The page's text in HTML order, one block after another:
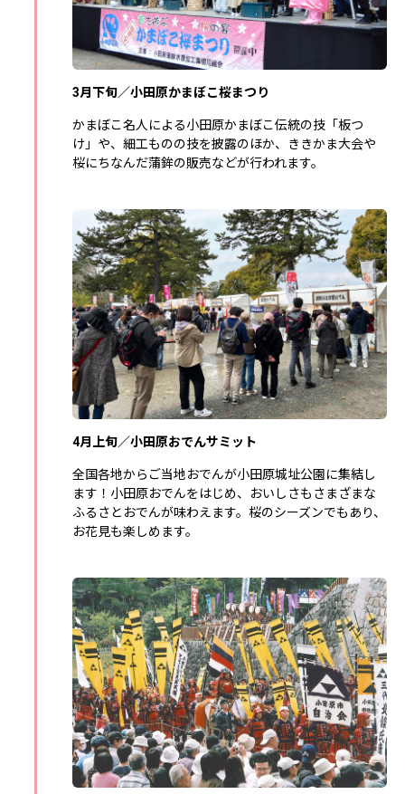
3月下旬／小田原かまぼこ桜まつり
かまぼこ名人による小田原かまぼこ伝統の技「板つ
け」や、細工ものの技を披露のほか、ききかま大会や
桜にちなんだ蒲鉾の販売などが行われます。
4月上旬／小田原おでんサミット
全国各地からご当地おでんが小田原城址公園に集結し
ます！小田原おでんをはじめ、おいしさもさまざまな
ふるさとおでんが味わえます。桜のシーズンでもあり、
お花見も楽しめます。